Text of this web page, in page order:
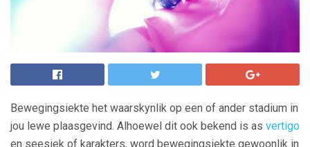
Bewegingsiekte het waarskynlik op een of ander stadium in
jou lewe plaasgevind. Alhoewel dit ook bekend is as vertigo
en seesiek of karakters, word bewegingsiekte gewoonlik in